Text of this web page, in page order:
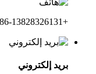
+86-13828326131
بريد إلكتروني